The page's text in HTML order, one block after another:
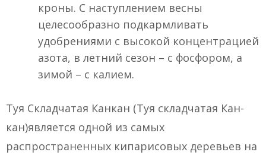
кроны. С наступлением весны
целесообразно подкармливать
удобрениями с высокой концентрацией
азота, в летний сезон – с фосфором, а
зимой – с калием.
Туя Складчатая Канкан (Туя складчатая Кан-
кан)является одной из самых
распространенных кипарисовых деревьев на